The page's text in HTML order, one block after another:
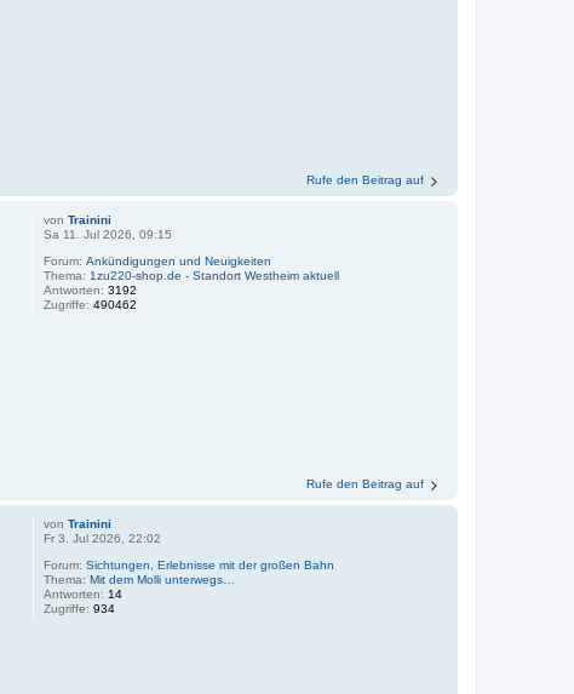
Rufe den Beitrag auf
vonTrainini
Sa 11. Jul 2026, 09:15
Forum:Ankündigungen und Neuigkeiten
Thema: 1zu220-shop.de - Standort Westheim aktuell
Antworten:3192
Zugriffe:490462
Rufe den Beitrag auf
vonTrainini
Fr 3. Jul 2026, 22:02
Forum:Sichtungen, Erlebnisse mit der großen Bahn
Thema:Mit dem Molli unterwegs…
Antworten: 14
Zugriffe:934